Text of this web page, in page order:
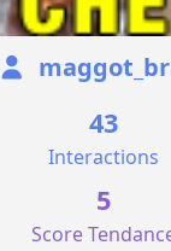
43
Interactions
5
Score